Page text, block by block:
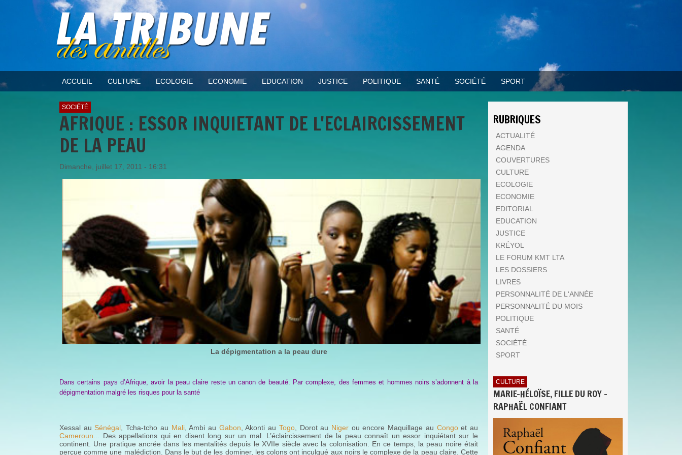
ACCUEIL CULTURE ECOLOGIE ECONOMIE EDUCATION JUSTICE POLITIQUE SANTÉ SOCIÉTÉ SPORT
SOCIÉTÉ
AFRIQUE : ESSOR INQUIETANT DE L'ECLAIRCISSEMENT
DE LA PEAU
Dimanche, juillet 17, 2011 - 16:31
La dépigmentation a la peau dure
Dans certains pays d’Afrique, avoir la peau claire reste un canon de beauté. Par complexe, des femmes et hommes noirs s’adonnent à la
dépigmentation malgré les risques pour la santé
Xessal au Sénégal , Tcha-tcho au Mali, Ambi au Gabon , Akonti au Togo, Dorot au Niger ou encore Maquillage au Congoet au
Cameroun ... Des appellations qui en disent long sur un mal. L’éclaircissement de la peau connaît un essor inquiétant sur le
continent. Une pratique ancrée dans les mentalités depuis le XVIIe siècle avec la colonisation. En ce temps, la peau noire était
perçue comme une malédiction. Dans le but de les dominer, les colons ont inculqué aux noirs le complexe de la peau claire. Cette
RUBRIQUES
ACTUALITÉ
AGENDA
COUVERTURES
CULTURE
ECOLOGIE
ECONOMIE
EDITORIAL
EDUCATION
JUSTICE
KRÉYOL
LE FORUM KMT LTA
LES DOSSIERS
LIVRES
PERSONNALITÉ DE L'ANNÉE
PERSONNALITÉ DU MOIS
POLITIQUE
SANTÉ
SOCIÉTÉ
SPORT
CULTURE
MARIE-HÉLOÏSE, FILLE DU ROY -
RAPHAËL CONFIANT